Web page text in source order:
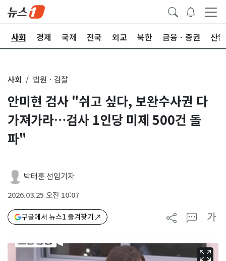
사회 경제 국제 전국 외교 북한 금융ㆍ증권 산업
사회 법원ㆍ검찰
안미현 검사 "쉬고 싶다, 보완수사권 다
가져가라…검사 1인당 미제 500건 돌
파"
박태훈 선임기자
2026.03.25 오전 10:07
구글에서 뉴스1 즐겨찾기 가